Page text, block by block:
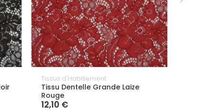
Tissus d'Habillement
Tissu Dentelle Grande Laize
Rouge
12,10 €